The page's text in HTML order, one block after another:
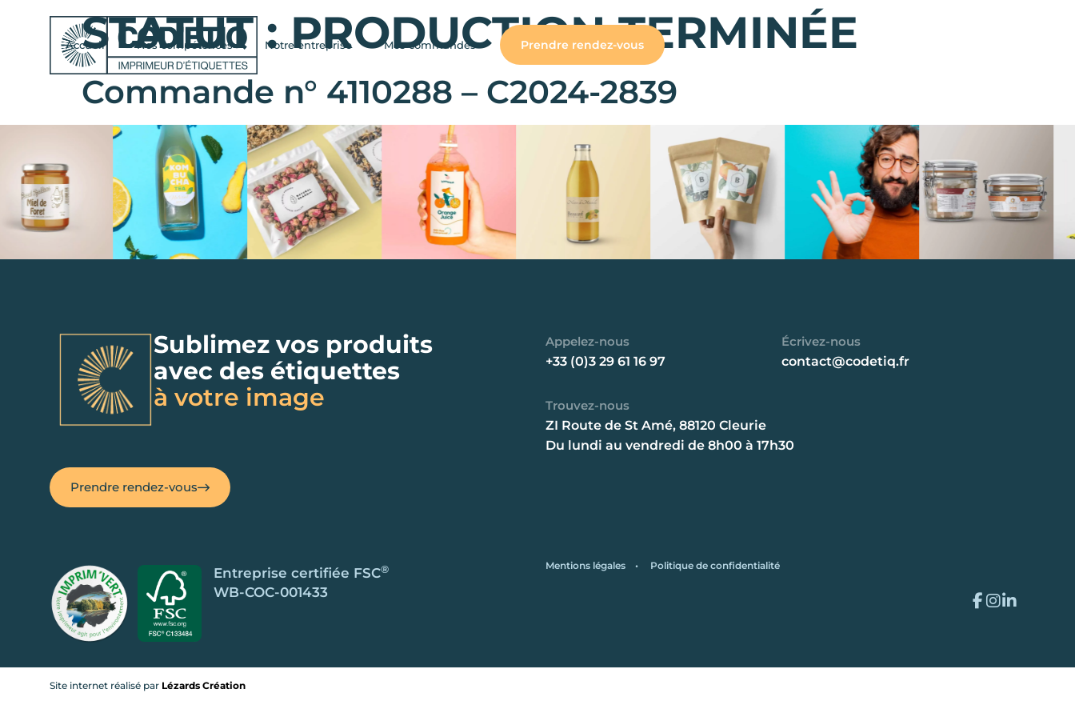
Accueil Nos compétences Notre entreprise Mes commandes Prendre rendez-vous
STATUT :PRODUCTION TERMINÉE
Commande n° 4110288 – C2024-2839
Sublimez vos produits
avec des étiquettes
à votre image
Prendre rendez-vous
Appelez-nous
+33 (0)3 29 61 16 97
Écrivez-nous
contact@codetiq.fr
Trouvez-nous
ZI Route de St Amé, 88120 Cleurie
Du lundi au vendredi de 8h00 à 17h30
Entreprise certifiée FSC®
WB-COC-001433
Mentions légales • Politique de confidentialité
Site internet réalisé par Lézards Création